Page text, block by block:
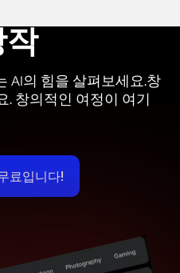
작
AI의 힘을 살펴보세요.창
. 창의적인 여정이 여기
료입니다!